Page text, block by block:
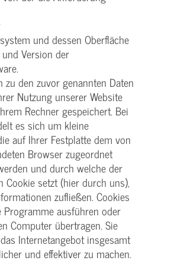
und dessen Oberfläche
Version der
zu den zuvor genannten Daten
Nutzung unserer Website
Rechner gespeichert. Bei
es sich um kleine
auf Ihrer Festplatte dem von
Browser zugeordnet
und durch welche der
Cookie setzt (hier durch uns),
zufließen. Cookies
Programme ausführen oder
Computer übertragen. Sie
Internetangebot insgesamt
und effektiver zu machen.